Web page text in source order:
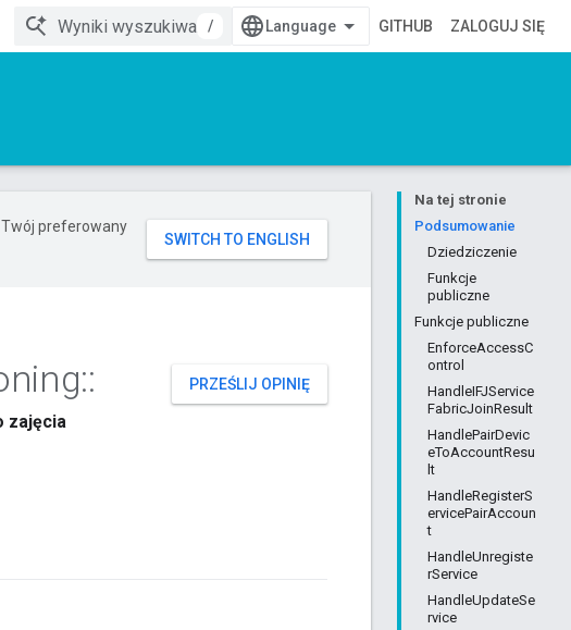
/
GITHUB ZALOGUJ SIĘ
Na tej stronie
Podsumowanie
Dziedziczenie
Funkcje
publiczne
Funkcje publiczne
EnforceAccessC
ontrol
HandleIFJService
FabricJoinResult
HandlePairDevic
eToAccountResu
lt
HandleRegisterS
ervicePairAccoun
t
HandleUnregiste
rService
HandleUpdateSe
rvice
Twój preferowany
PRZEŚLIJ OPINIĘ
::
zajęcia